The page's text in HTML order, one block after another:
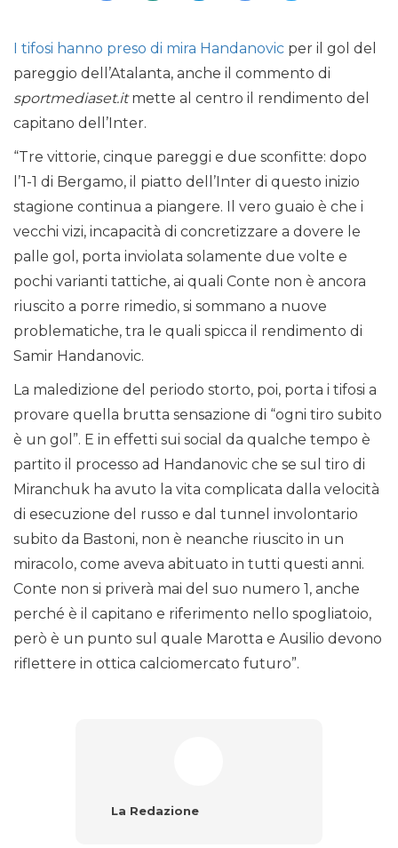
I tifosi hanno preso di mira Handanovic per il gol del
pareggio dell’Atalanta, anche il commento di
sportmediaset.itmette al centro il rendimento del
capitano dell’Inter.
“Tre vittorie, cinque pareggi e due sconfitte: dopo
l’1-1 di Bergamo, il piatto dell’Inter di questo inizio
stagione continua a piangere. Il vero guaio è che i
vecchi vizi, incapacità di concretizzare a dovere le
palle gol, porta inviolata solamente due volte e
pochi varianti tattiche, ai quali Conte non è ancora
riuscito a porre rimedio, si sommano a nuove
problematiche, tra le quali spicca il rendimento di
Samir Handanovic.
La maledizione del periodo storto, poi, porta i tifosi a
provare quella brutta sensazione di “ogni tiro subito
è un gol”. E in effetti sui social da qualche tempo è
partito il processo ad Handanovic che se sul tiro di
Miranchuk ha avuto la vita complicata dalla velocità
di esecuzione del russo e dal tunnel involontario
subito da Bastoni, non è neanche riuscito in un
miracolo, come aveva abituato in tutti questi anni.
Conte non si priverà mai del suo numero 1, anche
perché è il capitano e riferimento nello spogliatoio,
però è un punto sul quale Marotta e Ausilio devono
riflettere in ottica calciomercato futuro”.
La Redazione